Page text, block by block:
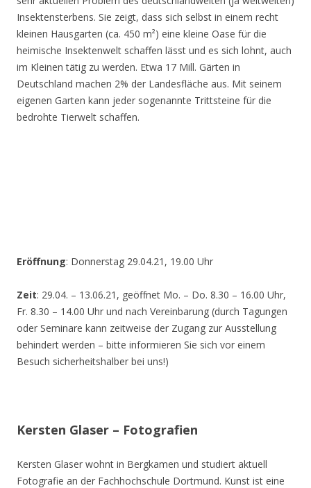
Insektensterbens. Sie zeigt, dass sich selbst in einem recht
kleinen Hausgarten (ca. 450 m²) eine kleine Oase für die
heimische Insektenwelt schaffen lässt und es sich lohnt, auch
im Kleinen tätig zu werden. Etwa 17 Mill. Gärten in
Deutschland machen 2% der Landesfläche aus. Mit seinem
eigenen Garten kann jeder sogenannte Trittsteine für die
bedrohte Tierwelt schaffen.
Eröffnung: Donnerstag 29.04.21, 19.00 Uhr
Zeit: 29.04. – 13.06.21, geöffnet Mo. – Do. 8.30 – 16.00 Uhr,
Fr. 8.30 – 14.00 Uhr und nach Vereinbarung (durch Tagungen
oder Seminare kann zeitweise der Zugang zur Ausstellung
behindert werden – bitte informieren Sie sich vor einem
Besuch sicherheitshalber bei uns!)
Kersten Glaser – Fotografien
Kersten Glaser wohnt in Bergkamen und studiert aktuell
Fotografie an der Fachhochschule Dortmund. Kunst ist eine